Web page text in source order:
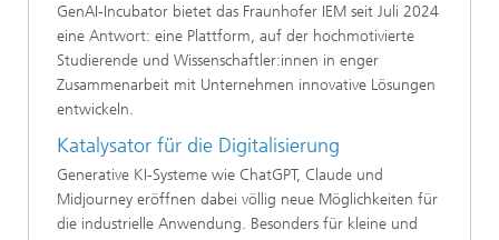
GenAI-Incubator bietet das Fraunhofer IEM seit Juli 2024
eine Antwort: eine Plattform, auf der hochmotivierte
Studierende und Wissenschaftler:innen in enger
Zusammenarbeit mit Unternehmen innovative Lösungen
entwickeln.
Katalysator für die Digitalisierung
Generative KI-Systeme wie ChatGPT, Claude und
Midjourney eröffnen dabei völlig neue Möglichkeiten für
die industrielle Anwendung. Besonders für kleine und